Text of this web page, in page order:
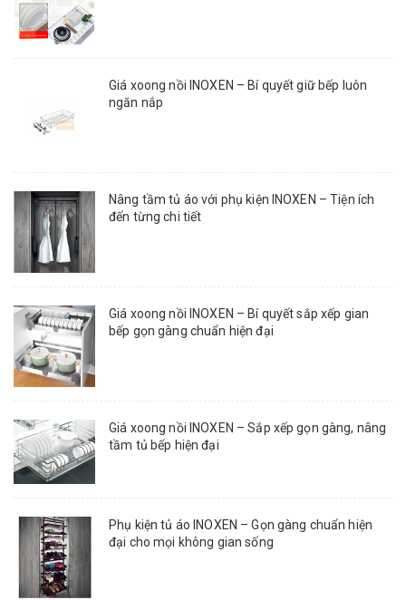
Giá xoong nồi INOXEN – Bí quyết giữ bếp luôn
ngăn nắp
Nâng tầm tủ áo với phụ kiện INOXEN – Tiện ích
đến từng chi tiết
Giá xoong nồi INOXEN – Bí quyết sắp xếp gian
bếp gọn gàng chuẩn hiện đại
Giá xoong nồi INOXEN – Sắp xếp gọn gàng, nâng
tầm tủ bếp hiện đại
Phụ kiện tủ áo INOXEN – Gọn gàng chuẩn hiện
đại cho mọi không gian sống